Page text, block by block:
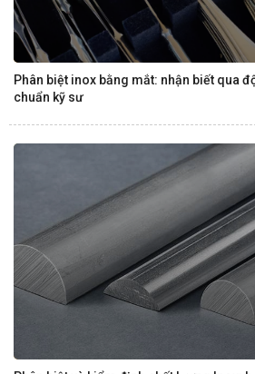
Phân biệt inox bằng mắt: nhận biết qua
chuẩn kỹ sư